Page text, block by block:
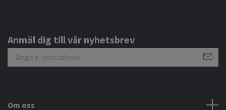
Anmäl dig till vår nyhetsbrev
Om oss